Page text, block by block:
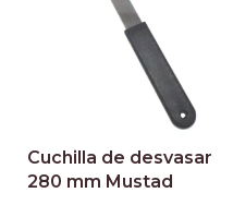
Cuchilla de desvasar
280 mm Mustad